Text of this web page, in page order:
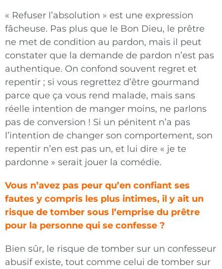
« Refuser l’absolution » est une expression
fâcheuse. Pas plus que le Bon Dieu, le prêtre
ne met de condition au pardon, mais il peut
constater que la demande de pardon n’est pas
authentique. On confond souvent regret et
repentir ; si vous regrettez d’être gourmand
parce que ça vous rend malade, mais sans
réelle intention de manger moins, ne parlons
pas de conversion ! Si un pénitent n’a pas
l’intention de changer son comportement, son
repentir n’en est pas un, et lui dire « je te
pardonne » serait jouer la comédie.
Vous n’avez pas peur qu’en confiant ses
fautes y compris les plus intimes, il y ait un
risque de tomber sous l’emprise du prêtre
pour la personne qui se confesse ?
Bien sûr, le risque de tomber sur un confesseur
abusif existe, tout comme celui de tomber sur